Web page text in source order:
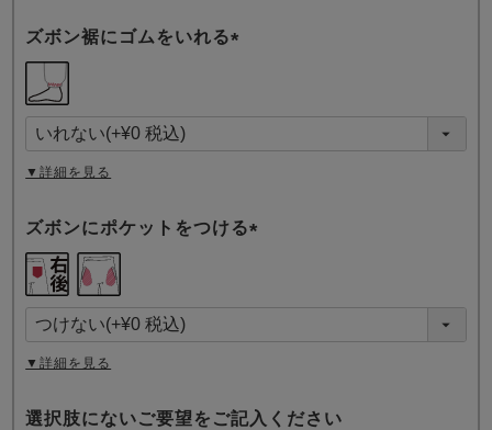
ズボン裾にゴムをいれる
須
)
▼詳細を見る
ズボンにポケットをつける
須
)
▼詳細を見る
選択肢にないご要望をご記入ください